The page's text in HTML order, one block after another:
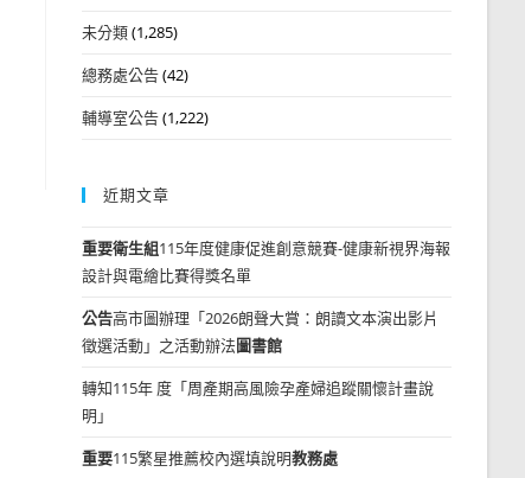
未分類(1,285)
總務處公告(42)
輔導室公告(1,222)
近期文章
重要衛生組115年度健康促進創意競賽-健康新視界海報
設計與電繪比賽得獎名單
公告高市圖辦理「2026朗聲大賞：朗讀文本演出影片
徵選活動」之活動辦法圖書館
轉知115年 度「周產期高風險孕產婦追蹤關懷計畫說
明」
重要115繁星推薦校內選填說明教務處